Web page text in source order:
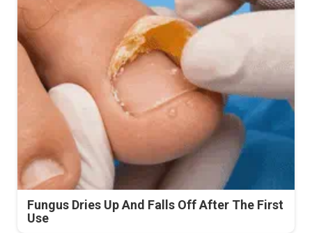
Fungus Dries Up And Falls Off After The First
Use